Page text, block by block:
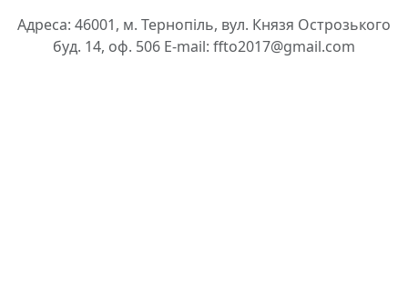
Адреса: 46001, м. Тернопіль, вул. Князя Острозького
буд. 14, оф. 506 E-mail: ffto2017@gmail.com